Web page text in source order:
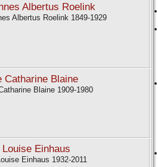
Albertus Roelink
Albertus Roelink 1849-1929
Catharine Blaine
Blaine 1909-1980
Einhaus
Einhaus 1932-2011